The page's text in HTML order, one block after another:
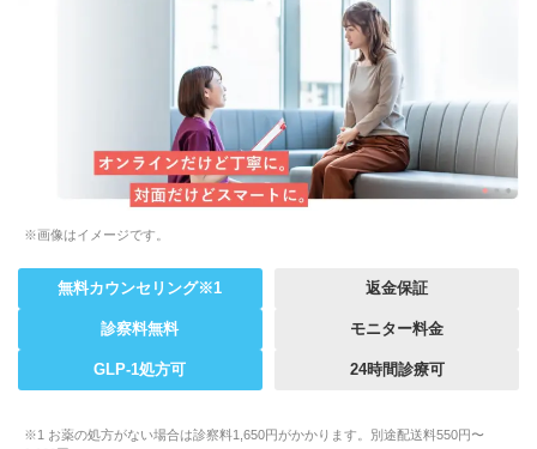
※画像はイメージです。
無料カウンセリング※1 返金保証
診察料無料 モニター料金
GLP-1処方可 24時間診療可
※1 お薬の処方がない場合は診察料1,650円がかかります。別途配送料550円〜